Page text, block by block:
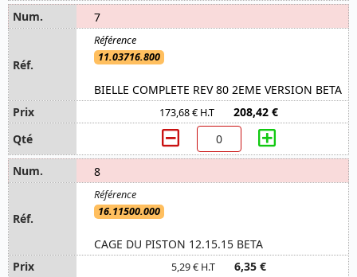
7
11.03716.800
BIELLE COMPLETE REV 80 2EME VERSION BETA
173,68 € H.T 208,42 €
8
16.11500.000
CAGE DU PISTON 12.15.15 BETA
5,29 € H.T 6,35 €